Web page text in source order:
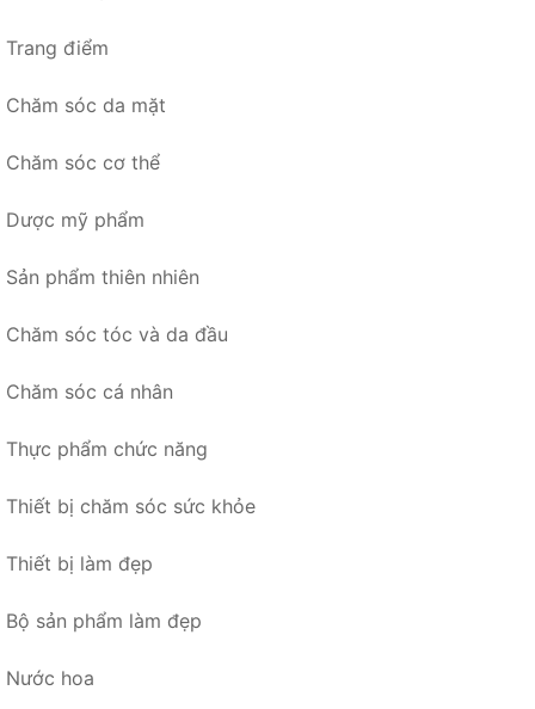
Trang điểm
Chăm sóc da mặt
Chăm sóc cơ thể
Dược mỹ phẩm
Sản phẩm thiên nhiên
Chăm sóc tóc và da đầu
Chăm sóc cá nhân
Thực phẩm chức năng
Thiết bị chăm sóc sức khỏe
Thiết bị làm đẹp
Bộ sản phẩm làm đẹp
Nước hoa